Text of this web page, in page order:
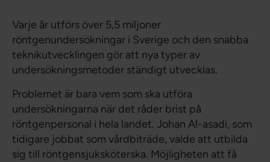
Varje år utförs över 5,5 miljoner
röntgenundersökningar i Sverige och den snabba
teknikutvecklingen gör att nya typer av
undersökningsmetoder ständigt utvecklas.
Problemet är bara vem som ska utföra
undersökningarna när det råder brist på
röntgenpersonal i hela landet. Johan Al-asadi, som
tidigare jobbat som vårdbiträde, valde att utbilda
sig till röntgensjuksköterska. Möjligheten att få